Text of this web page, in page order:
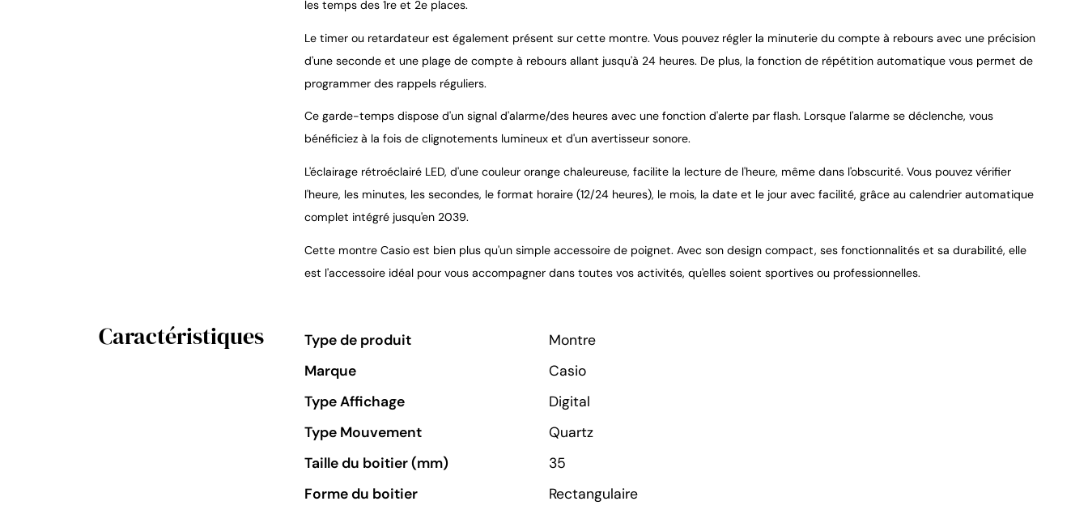
les temps des 1re et 2e places.
Le timer ou retardateur est également présent sur cette montre. Vous pouvez régler la minuterie du compte à rebours avec une précision
d'une seconde et une plage de compte à rebours allant jusqu'à 24 heures. De plus, la fonction de répétition automatique vous permet de
programmer des rappels réguliers.
Ce garde-temps dispose d'un signal d'alarme/des heures avec une fonction d'alerte par flash. Lorsque l'alarme se déclenche, vous
bénéficiez à la fois de clignotements lumineux et d'un avertisseur sonore.
L'éclairage rétroéclairé LED, d'une couleur orange chaleureuse, facilite la lecture de l'heure, même dans l'obscurité. Vous pouvez vérifier
l'heure, les minutes, les secondes, le format horaire (12/24 heures), le mois, la date et le jour avec facilité, grâce au calendrier automatique
complet intégré jusqu'en 2039.
Cette montre Casio est bien plus qu'un simple accessoire de poignet. Avec son design compact, ses fonctionnalités et sa durabilité, elle
est l'accessoire idéal pour vous accompagner dans toutes vos activités, qu'elles soient sportives ou professionnelles.
Caractéristiques Type de produit
Montre
Marque
Casio
Type Affichage
Digital
Type Mouvement
Quartz
Taille du boitier (mm)
35
Forme du boitier
Rectangulaire